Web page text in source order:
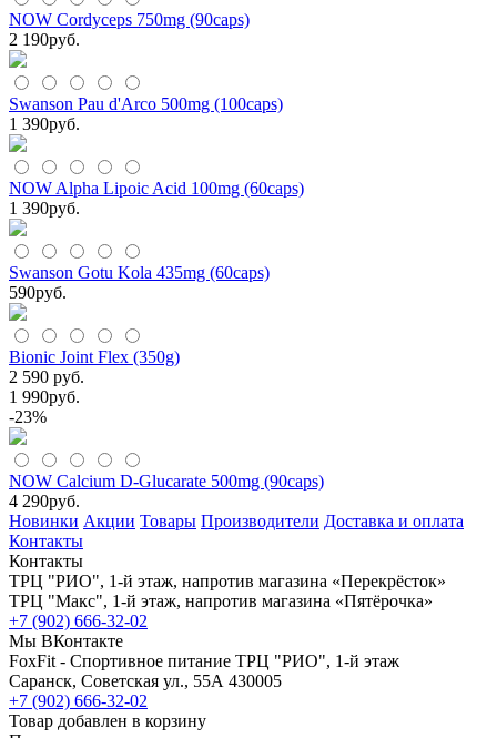
NOW Cordyceps 750mg (90caps)
2 190руб.
Swanson Pau d'Arco 500mg (100caps)
1 390руб.
NOW Alpha Lipoic Acid 100mg (60caps)
1 390руб.
Swanson Gotu Kola 435mg (60caps)
590руб.
Bionic Joint Flex (350g)
2 590 руб.
1 990руб.
-23%
NOW Calcium D-Glucarate 500mg (90caps)
4 290руб.
Новинки Акции Товары Производители Доставка и оплата
Контакты
Контакты
ТРЦ "РИО", 1-й этаж, напротив магазина «Перекрёсток»
ТРЦ "Макс", 1-й этаж, напротив магазина «Пятёрочка»
+7 (902) 666-32-02
Мы ВКонтакте
FoxFit - Спортивное питание ТРЦ "РИО", 1-й этаж
Саранск, Советская ул., 55А 430005
+7 (902) 666-32-02
Товар добавлен в корзину